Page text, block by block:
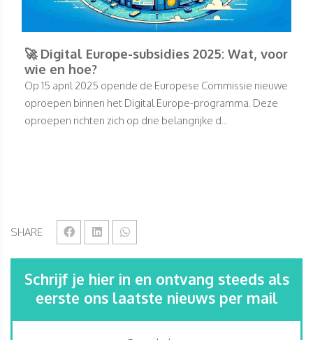
SHARE
🚀 Digital Europe-subsidies 2025: Wat, voor
wie en hoe?
Op 15 april 2025 opende de Europese Commissie nieuwe
oproepen binnen het Digital Europe-programma. Deze
oproepen richten zich op drie belangrijke d...
Schrijf je hier in en ontvang steeds als
eerste ons laatste nieuws per mail